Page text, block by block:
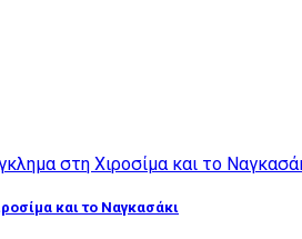
και το Ναγκασάκι